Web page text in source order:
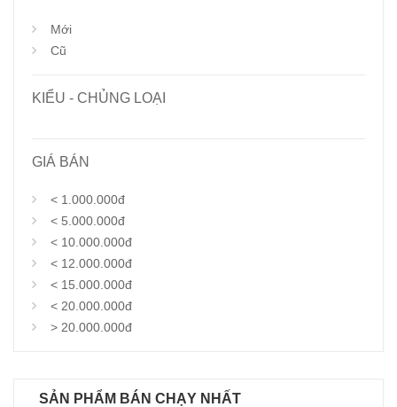
Mới
Cũ
KIỂU - CHỦNG LOẠI
GIÁ BÁN
< 1.000.000đ
< 5.000.000đ
< 10.000.000đ
< 12.000.000đ
< 15.000.000đ
< 20.000.000đ
> 20.000.000đ
SẢN PHẨM BÁN CHẠY NHẤT